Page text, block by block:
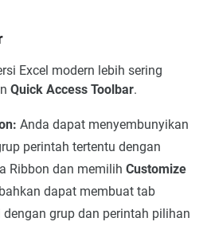
Excel modern lebih sering
Quick Access Toolbar.
Anda dapat menyembunyikan
perintah tertentu dengan
Ribbon dan memilih Customize
dapat membuat tab
grup dan perintah pilihan